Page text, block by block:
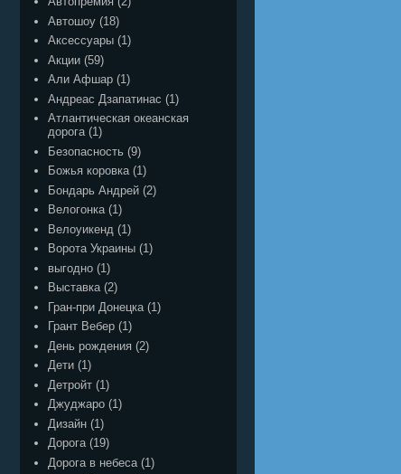
Автошоу (18)
Аксессуары (1)
Акции (59)
Али Афшар (1)
Андреас Дзапатинас (1)
Атлантическая океанская
дорога (1)
Безопасность (9)
Божья коровка (1)
Бондарь Андрей (2)
Велогонка (1)
Велоуикенд (1)
Ворота Украины (1)
выгодно (1)
Выставка (2)
Гран-при Донецка (1)
Грант Вебер (1)
День рождения (2)
Дети (1)
Детройт (1)
Джуджаро (1)
Дизайн (1)
Дорога (19)
Дорога в небеса (1)